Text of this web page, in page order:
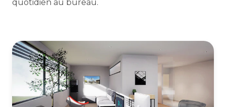
quotidien au bureau.